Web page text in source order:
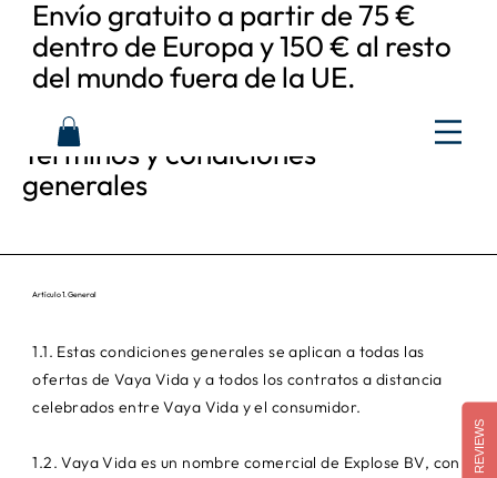
Envío gratuito a partir de 75 €
dentro de Europa y 150 € al resto
del mundo fuera de la UE.
Términos y condiciones
generales
Artículo 1. General
1.1. Estas condiciones generales se aplican a todas las
ofertas de Vaya Vida y a todos los contratos a distancia
celebrados entre Vaya Vida y el consumidor.
1.2. Vaya Vida es un nombre comercial de Explose BV, con
REVIEWS